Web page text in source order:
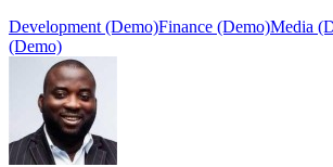
Development (Demo)Finance (Demo)Media
(Demo)